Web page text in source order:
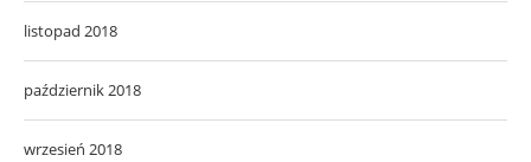
listopad 2018
październik 2018
wrzesień 2018